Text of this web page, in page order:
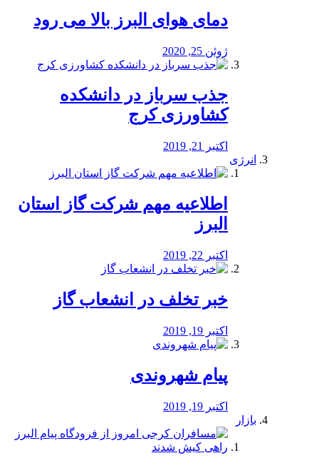
دمای هوای البرز بالا می رود
ژوئن 25, 2020
جذب سرباز در دانشکده
کشاورزی کرج
اکتبر 21, 2019
انرژی
️اطلاعیه مهم شرکت گاز استان
البرز
اکتبر 22, 2019
خبر تخلف در انشعاب گاز
اکتبر 19, 2019
پیام شهروندی
اکتبر 19, 2019
بازار